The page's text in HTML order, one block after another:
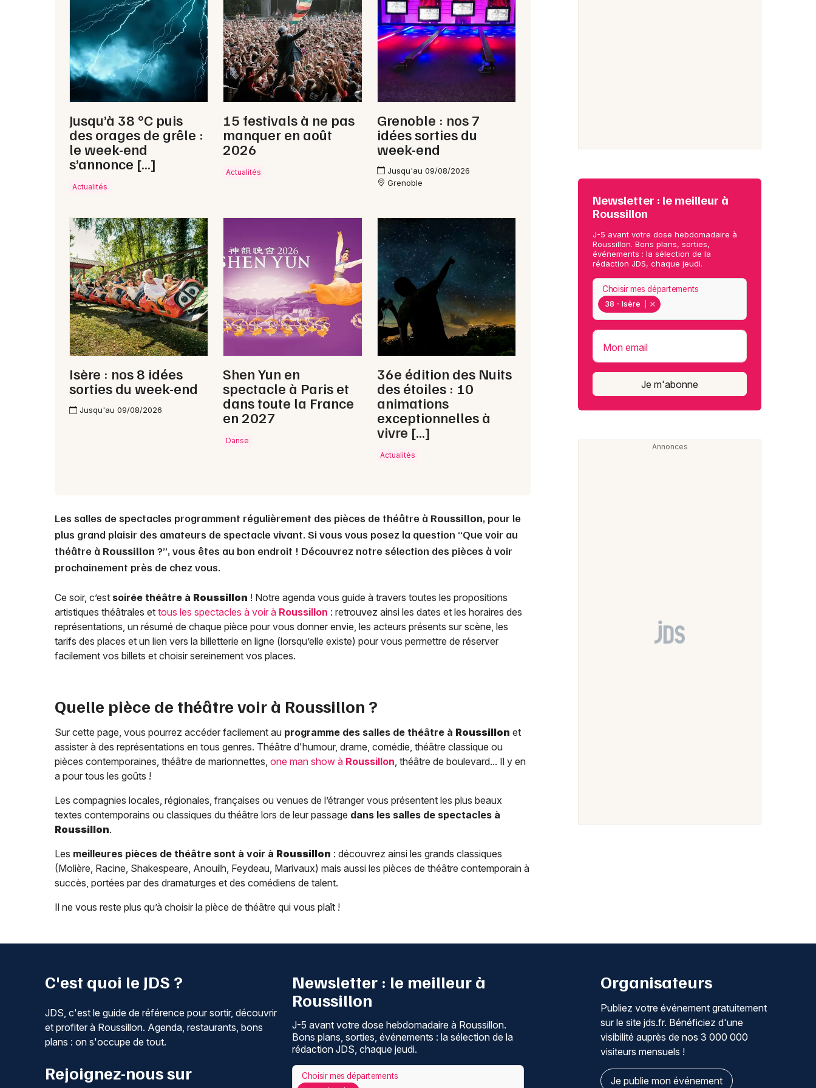
Newsletter des sorties
Artistes en tournée
Actus à Roussillon
Magazine à Roussillon
38 - Isère
Choisir mes départements
Je m'abonne
Jusqu’à 38 °C puis
des orages de grêle :
le week-end
s’annonce […]
Actualités
15 festivals à ne pas
manquer en août
2026
Actualités
Grenoble : nos 7
idées sorties du
week-end
Jusqu'au 09/08/2026
Grenoble
Isère : nos 8 idées
sorties du week-end
Jusqu'au 09/08/2026
Shen Yun en
spectacle à Paris et
dans toute la France
en 2027
Danse
36e édition des Nuits
des étoiles : 10
animations
exceptionnelles à
vivre […]
Actualités
Les salles de spectacles programment régulièrement des pièces de théâtre à Roussillon, pour le
plus grand plaisir des amateurs de spectacle vivant. Si vous vous posez la question “Que voir au
théâtre à Roussillon ?”, vous êtes au bon endroit ! Découvrez notre sélection des pièces à voir
prochainement près de chez vous.
Ce soir, c’est soirée théâtre à Roussillon ! Notre agenda vous guide à travers toutes les propositions
artistiques théâtrales et tous les spectacles à voir à Roussillon : retrouvez ainsi les dates et les horaires des
représentations, un résumé de chaque pièce pour vous donner envie, les acteurs présents sur scène, les
tarifs des places et un lien vers la billetterie en ligne (lorsqu’elle existe) pour vous permettre de réserver
facilement vos billets et choisir sereinement vos places.
Quelle pièce de théâtre voir à Roussillon ?
Sur cette page, vous pourrez accéder facilement au programme des salles de théâtre à Roussillon et
assister à des représentations en tous genres. Théâtre d'humour, drame, comédie, théâtre classique ou
pièces contemporaines, théâtre de marionnettes, one man show à Roussillon, théâtre de boulevard... Il y en
a pour tous les goûts !
Les compagnies locales, régionales, françaises ou venues de l’étranger vous présentent les plus beaux
textes contemporains ou classiques du théâtre lors de leur passage dans les salles de spectacles à
Roussillon.
Les meilleures pièces de théâtre sont à voir à Roussillon : découvrez ainsi les grands classiques
(Molière, Racine, Shakespeare, Anouilh, Feydeau, Marivaux) mais aussi les pièces de théâtre contemporain à
succès, portées par des dramaturges et des comédiens de talent.
Il ne vous reste plus qu’à choisir la pièce de théâtre qui vous plaît !
Newsletter : le meilleur à
Roussillon
J-5 avant votre dose hebdomadaire à
Roussillon. Bons plans, sorties,
événements : la sélection de la
rédaction JDS, chaque jeudi.
38 - Isère
Choisir mes départements
Mon email
Je m'abonne
C'est quoi le JDS ?
JDS, c'est le guide de référence pour sortir, découvrir
et profiter à Roussillon. Agenda, restaurants, bons
plans : on s'occupe de tout.
Rejoignez-nous sur
Newsletter : le meilleur à
Roussillon
J-5 avant votre dose hebdomadaire à Roussillon.
Bons plans, sorties, événements : la sélection de la
rédaction JDS, chaque jeudi.
Choisir mes départements
Organisateurs
Publiez votre événement gratuitement
sur le site jds.fr. Bénéficiez d'une
visibilité auprès de nos 3 000 000
visiteurs mensuels !
Je publie mon événement